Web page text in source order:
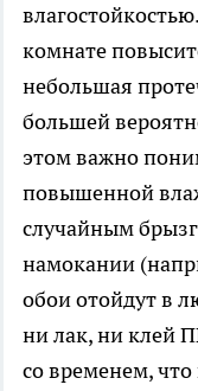
комнате
небольшая
большей
этом важно
повышенной
случайным
намокании
обои отойдут в
ни лак, ни клей
со временем,